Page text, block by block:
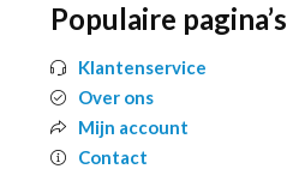
Populaire pagina’s
Klantenservice
Over ons
Mijn account
Contact